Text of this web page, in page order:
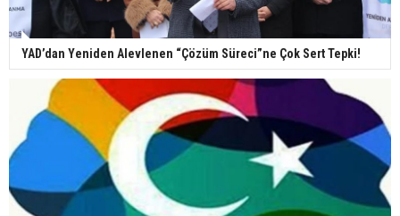
YAD’dan Yeniden Alevlenen “Çözüm Süreci”ne Çok Sert Tepki!